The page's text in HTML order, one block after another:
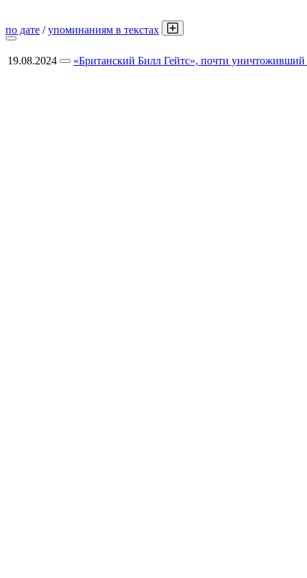
по дате /упоминаниям в текстах
19.08.2024 «Британский Билл Гейтс», почти уничтоживший